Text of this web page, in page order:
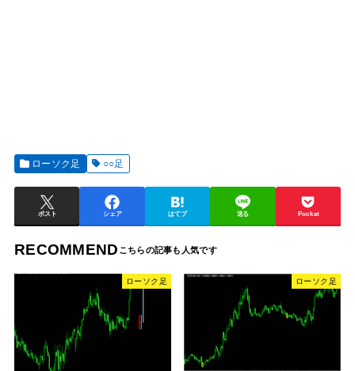
ローソク足 ○○足
ポスト シェア はてブ 送る Pocket
RECOMMEND
ローソク足 ローソク足